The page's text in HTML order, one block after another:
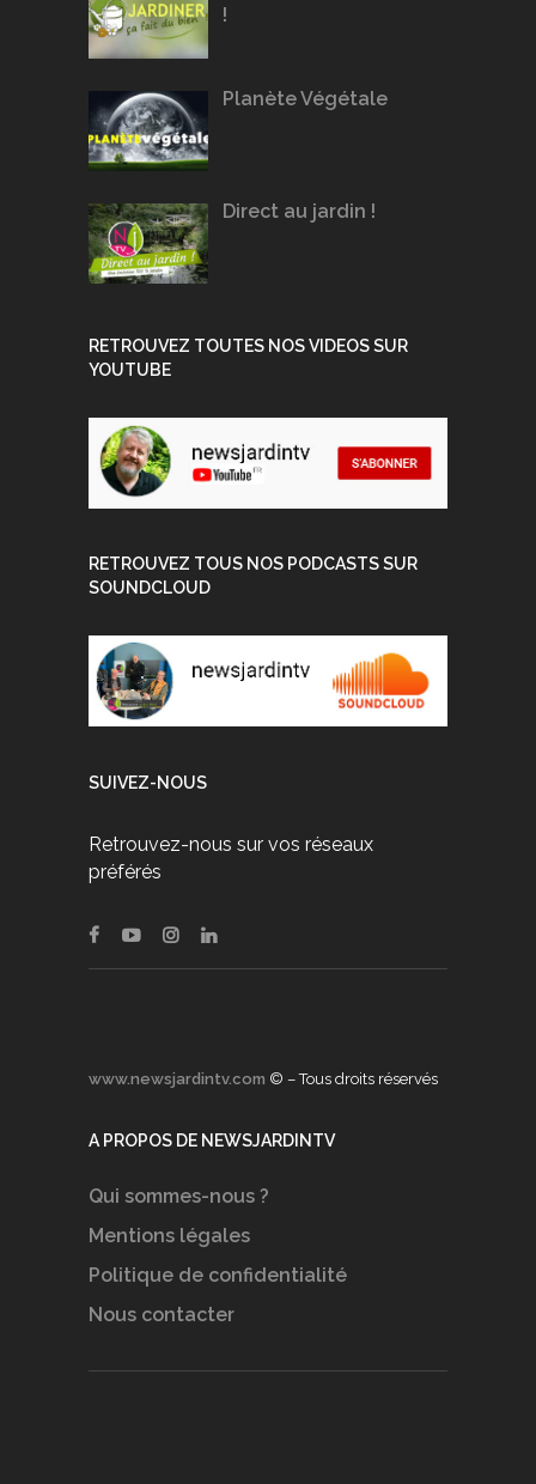
!
Planète Végétale
Direct au jardin !
RETROUVEZ TOUTES NOS VIDEOS SUR
YOUTUBE
RETROUVEZ TOUS NOS PODCASTS SUR
SOUNDCLOUD
SUIVEZ-NOUS
Retrouvez-nous sur vos réseaux
préférés
www.newsjardintv.com © – Tous droits réservés
A PROPOS DE NEWSJARDINTV
Qui sommes-nous ?
Mentions légales
Politique de confidentialité
Nous contacter